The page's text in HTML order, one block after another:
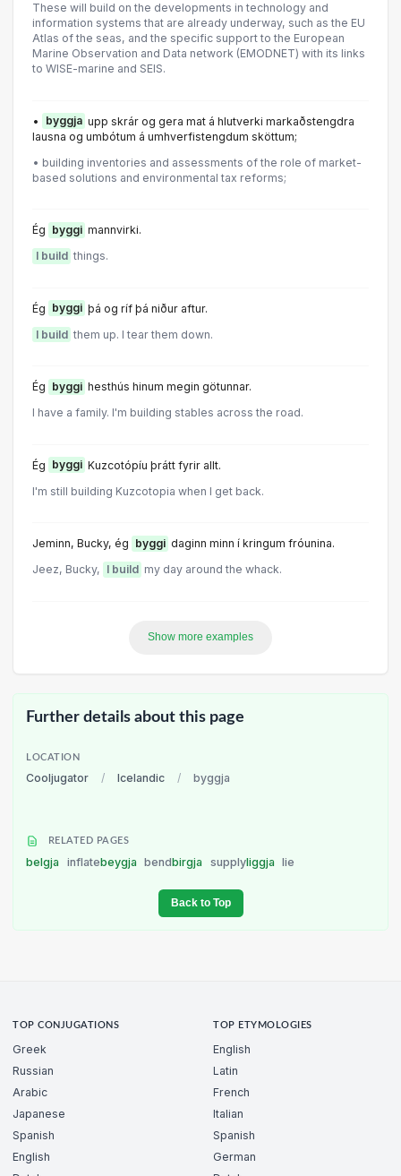
These will build on the developments in technology and
information systems that are already underway, such as the EU
Atlas of the seas, and the specific support to the European
Marine Observation and Data network (EMODNET) with its links
to WISE-marine and SEIS.
• byggja upp skrár og gera mat á hlutverki markaðstengdra
lausna og umbótum á umhverfistengdum sköttum;
• building inventories and assessments of the role of market-
based solutions and environmental tax reforms;
Ég byggi mannvirki.
I build things.
Ég byggi þá og ríf þá niður aftur.
I build them up. I tear them down.
Ég byggi hesthús hinum megin götunnar.
I have a family. I'm building stables across the road.
Ég byggi Kuzcotópíu þrátt fyrir allt.
I'm still building Kuzcotopia when I get back.
Jeminn, Bucky, ég byggi daginn minn í kringum fróunina.
Jeez, Bucky, I build my day around the whack.
Show more examples
Further details about this page
LOCATION
Cooljugator / Icelandic / byggja
RELATED PAGES
belgja inflatebeygja bendbirgja supplyliggja lie
Back to Top
TOP CONJUGATIONS
Greek
Russian
Arabic
Japanese
Spanish
English
TOP ETYMOLOGIES
English
Latin
French
Italian
Spanish
German